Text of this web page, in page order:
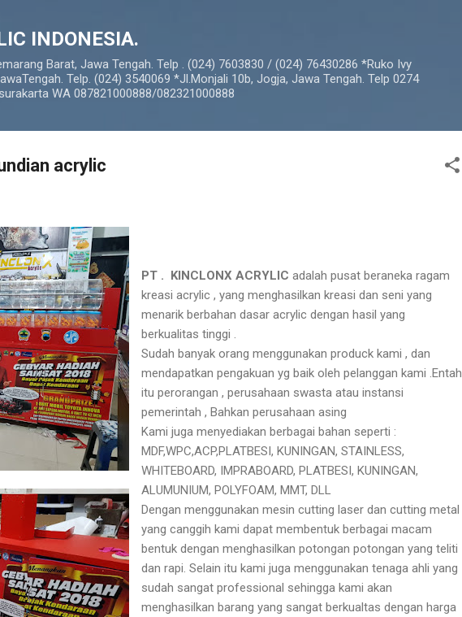
INDONESIA.
Barat, Jawa Tengah. Telp . (024) 7603830 / (024) 76430286 *Ruko Ivy
Telp. (024) 3540069 *Jl.Monjali 10b, Jogja, Jawa Tengah. Telp 0274
WA 087821000888/082321000888
acrylic
PT . KINCLONX ACRYLIC adalah pusat beraneka ragam
kreasi acrylic , yang menghasilkan kreasi dan seni yang
menarik berbahan dasar acrylic dengan hasil yang
berkualitas tinggi .
Sudah banyak orang menggunakan produck kami , dan
mendapatkan pengakuan yg baik oleh pelanggan kami .Entah
itu perorangan , perusahaan swasta atau instansi
pemerintah , Bahkan perusahaan asing
Kami juga menyediakan berbagai bahan seperti :
MDF,WPC,ACP,PLATBESI, KUNINGAN, STAINLESS,
WHITEBOARD, IMPRABOARD, PLATBESI, KUNINGAN,
ALUMUNIUM, POLYFOAM, MMT, DLL
Dengan menggunakan mesin cutting laser dan cutting metal
yang canggih kami dapat membentuk berbagai macam
bentuk dengan menghasilkan potongan potongan yang teliti
dan rapi. Selain itu kami juga menggunakan tenaga ahli yang
sudah sangat professional sehingga kami akan
menghasilkan barang yang sangat berkualtas dengan harga